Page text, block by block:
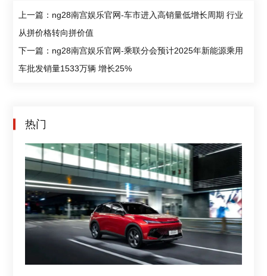
上一篇：ng28南宫娱乐官网-车市进入高销量低增长周期 行业
从拼价格转向拼价值
下一篇：ng28南宫娱乐官网-乘联分会预计2025年新能源乘用
车批发销量1533万辆 增长25%
热门